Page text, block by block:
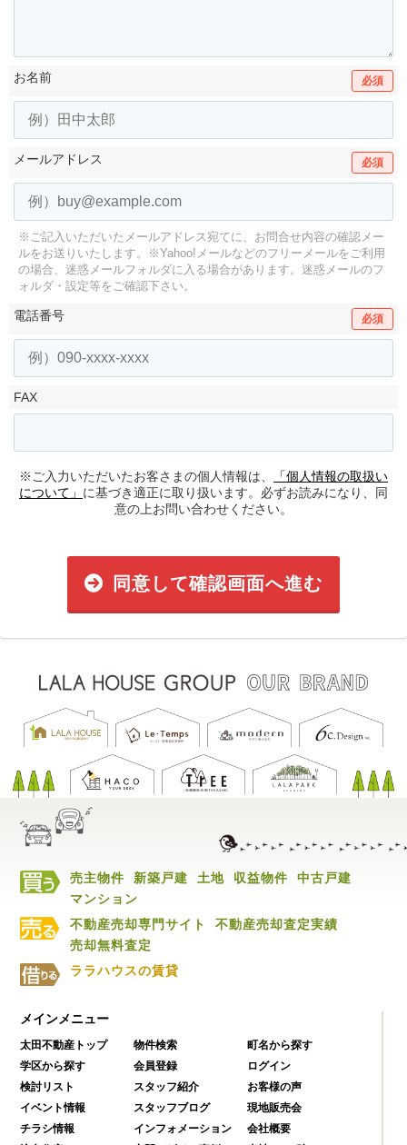
お名前 必須
メールアドレス 必須
※ご記入いただいたメールアドレス宛てに、お問合せ内容の確認メー
ルをお送りいたします。
※Yahoo!メールなどのフリーメールをご利用
の場合、迷惑メールフォルダに入る場合があります。 迷惑メールのフ
ォルダ・設定等をご確認下さい。
電話番号 必須
FAX
※ご入力いただいたお客さまの個人情報は、
「個人情報の取扱い
について」 に基づき適正に取り扱います。必ずお読みになり、同
意の上お問い合わせください。
同意して確認画面へ進む
売主物件 新築戸建 土地 収益物件
中古戸建
マンション
不動産売却専門サイト
不動産売却査定実績
売却無料査定
ララハウスの賃貸
メインメニュー
太田不動産トップ 物件検索
町名から探す
学区から探す
会員登録
ログイン
検討リスト
スタッフ紹介
お客様の声
イベント情報
スタッフブログ
現地販売会
チラシ情報
インフォメーション
会社概要